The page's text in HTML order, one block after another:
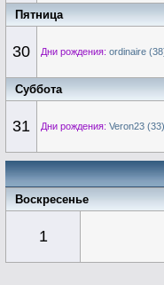
Пятница
30 Дни рождения: ordinaire
Суббота
31 Дни рождения: Veron23 (33)
Воскресенье
1